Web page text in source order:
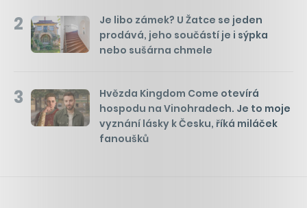
2
Je libo zámek? U Žatce se jeden
prodává, jeho součástí je i sýpka
nebo sušárna chmele
3
Hvězda Kingdom Come otevírá
hospodu na Vinohradech. Je to moje
vyznání lásky k Česku, říká miláček
fanoušků